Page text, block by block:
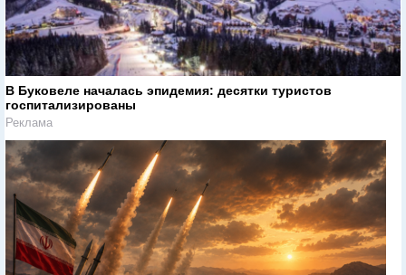
В Буковеле началась эпидемия: десятки туристов
госпитализированы
Реклама